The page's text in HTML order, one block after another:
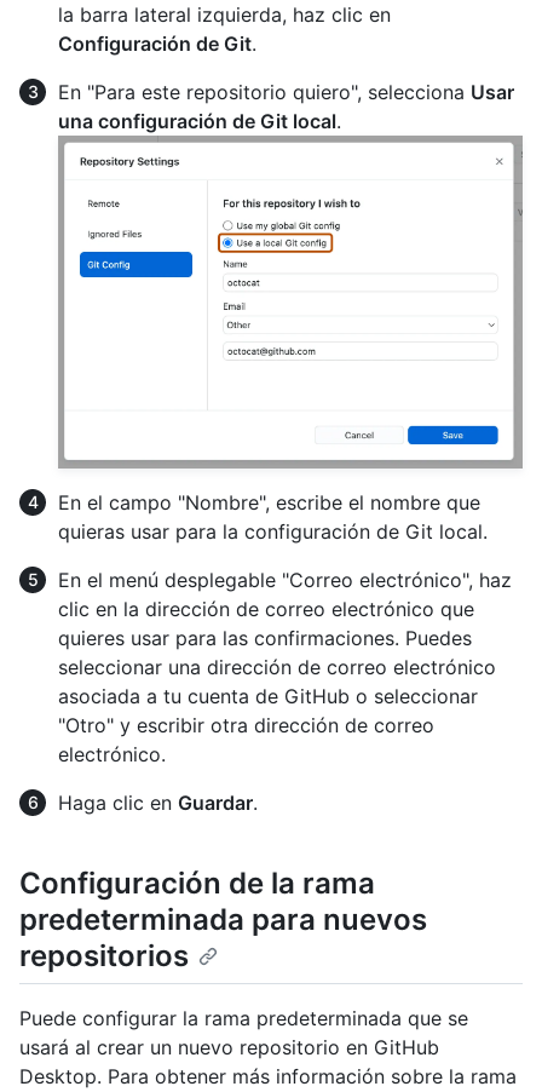
la barra lateral izquierda, haz clic en
Configuración de Git.
En "Para este repositorio quiero", selecciona Usar
una configuración de Git local.
En el campo "Nombre", escribe el nombre que
quieras usar para la configuración de Git local.
En el menú desplegable "Correo electrónico", haz
clic en la dirección de correo electrónico que
quieres usar para las confirmaciones. Puedes
seleccionar una dirección de correo electrónico
asociada a tu cuenta de GitHub o seleccionar
"Otro" y escribir otra dirección de correo
electrónico.
Haga clic en Guardar.
Configuración de la rama
predeterminada para nuevos
repositorios
Puede configurar la rama predeterminada que se
usará al crear un nuevo repositorio en GitHub
Desktop. Para obtener más información sobre la rama